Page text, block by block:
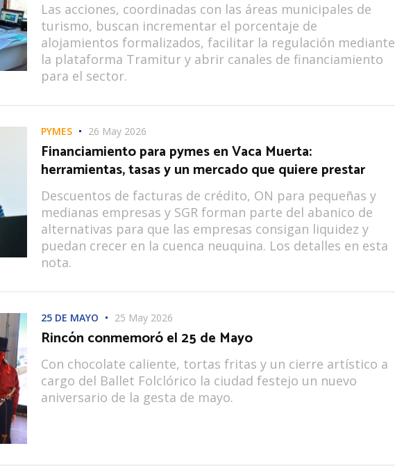
Las acciones, coordinadas con las áreas municipales de
turismo, buscan incrementar el porcentaje de
alojamientos formalizados, facilitar la regulación mediante
la plataforma Tramitur y abrir canales de financiamiento
para el sector.
PYMES 26 May 2026
Financiamiento para pymes en Vaca Muerta:
herramientas, tasas y un mercado que quiere prestar
Descuentos de facturas de crédito, ON para pequeñas y
medianas empresas y SGR forman parte del abanico de
alternativas para que las empresas consigan liquidez y
puedan crecer en la cuenca neuquina. Los detalles en esta
nota.
25 DE MAYO 25 May 2026
Rincón conmemoró el 25 de Mayo
Con chocolate caliente, tortas fritas y un cierre artístico a
cargo del Ballet Folclórico la ciudad festejo un nuevo
aniversario de la gesta de mayo.